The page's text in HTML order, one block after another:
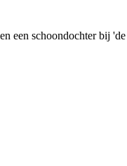
een schoondochter bij